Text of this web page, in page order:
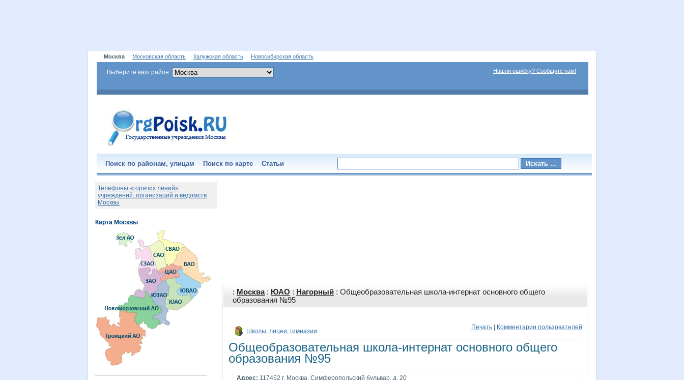
Москва Московская область Калужская область Новосибирская область
Выберите ваш район: Нашли ошибку? Сообщите нам!
Поиск по районам, улицам Поиск по карте Статьи
: Москва: ЮАО : Нагорный : Общеобразовательная школа-интернат основного общего
образования №95
Печать Комментарии пользователей
Школы, лицеи, гимназии
Общеобразовательная школа-интернат основного общего
образования №95
Адрес: 117452 г. Москва, Симферопольский бульвар, д. 20
Телефоны «горячих линий»
учреждений, организаций и ведомств
Москвы